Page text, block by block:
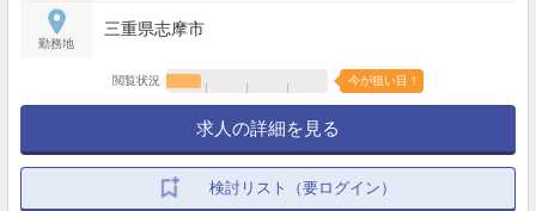
勤務地
三重県志摩市
閲覧状況 今が狙い目！
求人の詳細を見る
検討リスト（要ログイン）